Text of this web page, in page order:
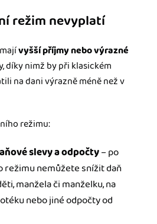
režim nevyplatí
vyšší příjmy nebo výrazné
díky nimž by při klasickém
na dani výrazně méně než v
režimu:
slevy a odpočty– po
režimu nemůžete snížit daň
manžela či manželku, na
nebo jiné odpočty od